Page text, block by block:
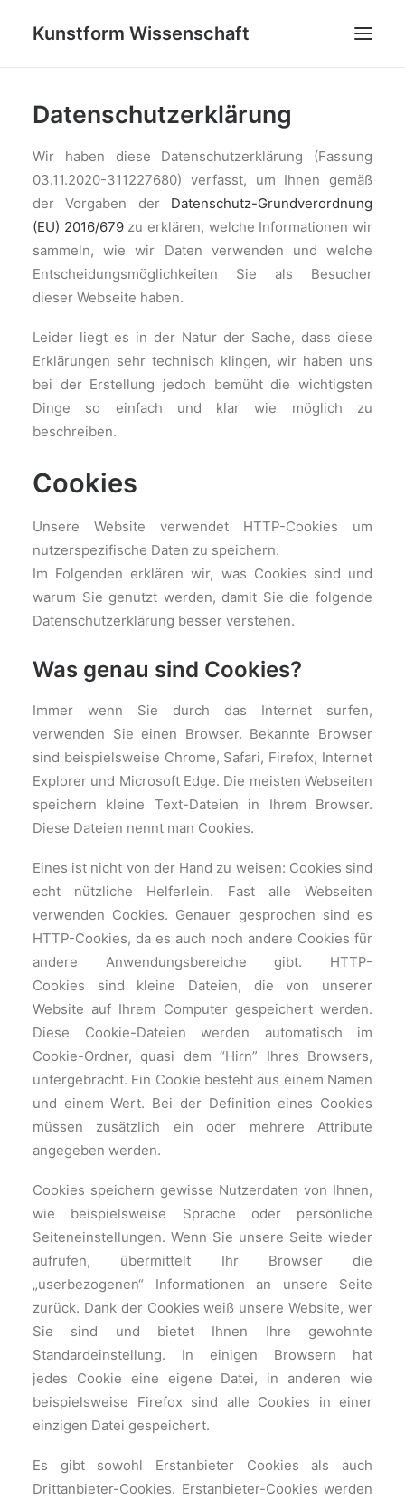
Kunstform Wissenschaft
PROJEKTE
GRATWANDERUNG: ZWISCHEN (UN)SICHTBAREN
BLOG
ÜBER UNS
KONTAKT
Datenschutzerklärung
Wir haben diese Datenschutzerklärung (Fassung
03.11.2020-311227680) verfasst, um Ihnen gemäß
der Vorgaben der Datenschutz-Grundverordnung
(EU) 2016/679zu erklären, welche Informationen wir
sammeln, wie wir Daten verwenden und welche
Entscheidungsmöglichkeiten Sie als Besucher
dieser Webseite haben.
Leider liegt es in der Natur der Sache, dass diese
Erklärungen sehr technisch klingen, wir haben uns
bei der Erstellung jedoch bemüht die wichtigsten
Dinge so einfach und klar wie möglich zu
beschreiben.
Cookies
Unsere Website verwendet HTTP-Cookies um
nutzerspezifische Daten zu speichern.
Im Folgenden erklären wir, was Cookies sind und
warum Sie genutzt werden, damit Sie die folgende
Datenschutzerklärung besser verstehen.
Was genau sind Cookies?
Immer wenn Sie durch das Internet surfen,
verwenden Sie einen Browser. Bekannte Browser
sind beispielsweise Chrome, Safari, Firefox, Internet
Explorer und Microsoft Edge. Die meisten Webseiten
speichern kleine Text-Dateien in Ihrem Browser.
Diese Dateien nennt man Cookies.
Eines ist nicht von der Hand zu weisen: Cookies sind
echt nützliche Helferlein. Fast alle Webseiten
verwenden Cookies. Genauer gesprochen sind es
HTTP-Cookies, da es auch noch andere Cookies für
andere Anwendungsbereiche gibt. HTTP-
Cookies sind kleine Dateien, die von unserer
Website auf Ihrem Computer gespeichert werden.
Diese Cookie-Dateien werden automatisch im
Cookie-Ordner, quasi dem “Hirn” Ihres Browsers,
untergebracht. Ein Cookie besteht aus einem Namen
und einem Wert. Bei der Definition eines Cookies
müssen zusätzlich ein oder mehrere Attribute
angegeben werden.
Cookies speichern gewisse Nutzerdaten von Ihnen,
wie beispielsweise Sprache oder persönliche
Seiteneinstellungen. Wenn Sie unsere Seite wieder
aufrufen, übermittelt Ihr Browser die
„userbezogenen“ Informationen an unsere Seite
zurück. Dank der Cookies weiß unsere Website, wer
Sie sind und bietet Ihnen Ihre gewohnte
Standardeinstellung. In einigen Browsern hat
jedes Cookie eine eigene Datei, in anderen wie
beispielsweise Firefox sind alle Cookies in einer
einzigen Datei gespeichert.
Es gibt sowohl Erstanbieter Cookies als auch
Drittanbieter-Cookies. Erstanbieter-Cookies werden